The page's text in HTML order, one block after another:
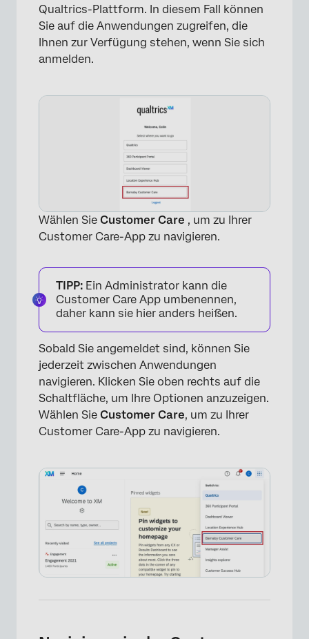
Qualtrics-Plattform. In diesem Fall können
Sie auf die Anwendungen zugreifen, die
Ihnen zur Verfügung stehen, wenn Sie sich
anmelden.
×
Wählen Sie Customer Care , um zu Ihrer
Customer Care-App zu navigieren.
TIPP: Ein Administrator kann die
Customer Care App umbenennen,
daher kann sie hier anders heißen.
Sobald Sie angemeldet sind, können Sie
jederzeit zwischen Anwendungen
navigieren. Klicken Sie oben rechts auf die
Schaltfläche, um Ihre Optionen anzuzeigen.
Wählen Sie Customer Care, um zu Ihrer
Customer Care-App zu navigieren.